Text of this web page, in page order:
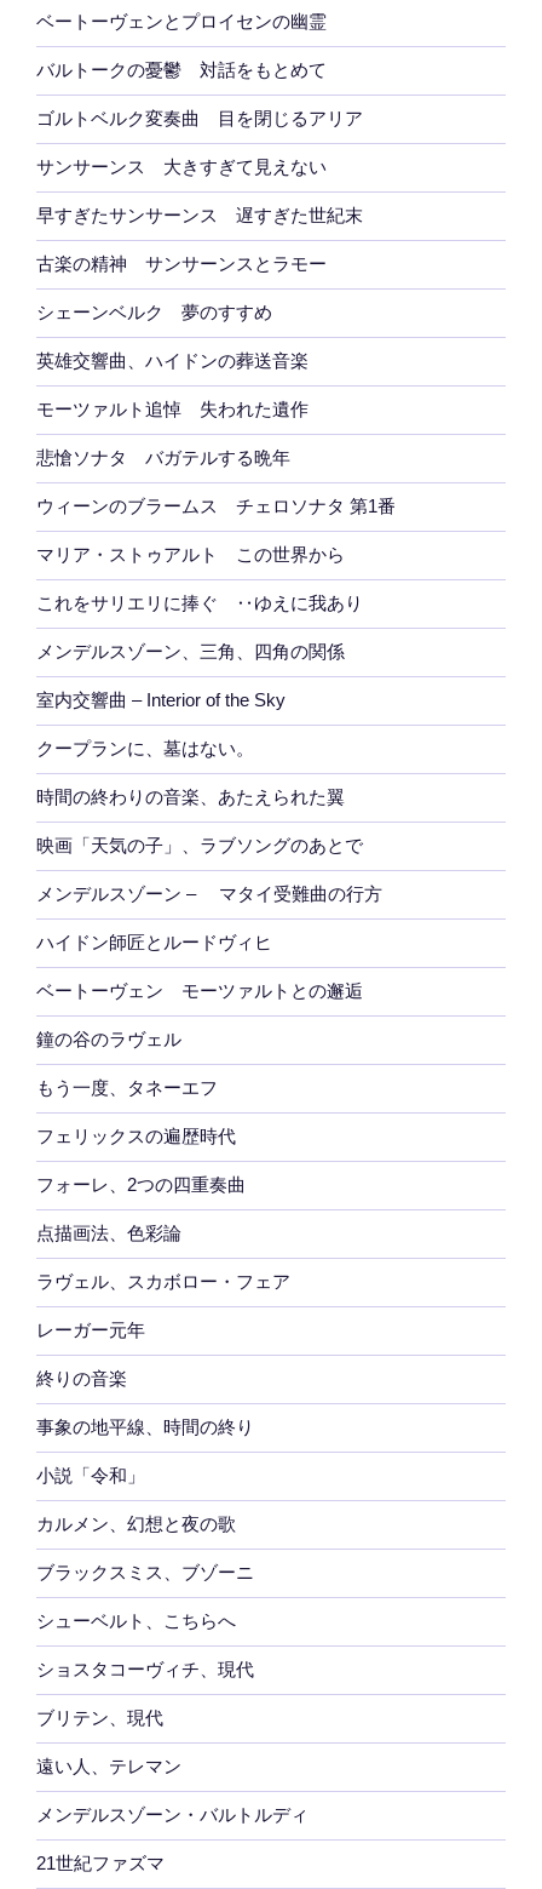
ベートーヴェンとプロイセンの幽霊
バルトークの憂鬱 対話をもとめて
ゴルトベルク変奏曲 目を閉じるアリア
サンサーンス 大きすぎて見えない
早すぎたサンサーンス 遅すぎた世紀末
古楽の精神 サンサーンスとラモー
シェーンベルク 夢のすすめ
英雄交響曲、ハイドンの葬送音楽
モーツァルト追悼 失われた遺作
悲愴ソナタ バガテルする晩年
ウィーンのブラームス チェロソナタ 第1番
マリア・ストゥアルト この世界から
これをサリエリに捧ぐ ‥ゆえに我あり
メンデルスゾーン、三角、四角の関係
室内交響曲 – Interior of the Sky
クープランに、墓はない。
時間の終わりの音楽、あたえられた翼
映画「天気の子」、ラブソングのあとで
メンデルスゾーン – マタイ受難曲の行方
ハイドン師匠とルードヴィヒ
ベートーヴェン モーツァルトとの邂逅
鐘の谷のラヴェル
もう一度、タネーエフ
フェリックスの遍歴時代
フォーレ、2つの四重奏曲
点描画法、色彩論
ラヴェル、スカボロー・フェア
レーガー元年
終りの音楽
事象の地平線、時間の終り
小説「令和」
カルメン、幻想と夜の歌
ブラックスミス、ブゾーニ
シューベルト、こちらへ
ショスタコーヴィチ、現代
ブリテン、現代
遠い人、テレマン
メンデルスゾーン・バルトルディ
21世紀ファズマ